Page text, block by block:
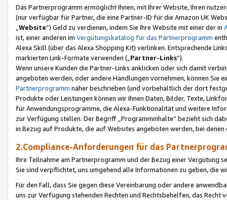
Das Partnerprogramm ermöglicht Ihnen, mit Ihrer Website, Ihren
(nur verfügbar für Partner, die eine Partner-ID für die Amazon UK
Website“) Geld zu verdienen, indem Sie Ihre Website mit einer der in
ist, einer anderen im Vergütungskatalog für das Partnerprogramm
Alexa Skill (über das Alexa Shopping Kit) verlinken. Entsprechende
markierten Link-Formate verwenden („ Partner-Links“).
Wenn unsere Kunden die Partner-Links anklicken oder sich damit
angeboten werden, oder andere Handlungen vornehmen, können Sie
Partnerprogramm näher beschrieben (und vorbehaltlich der dort
Produkte oder Leistungen können wir Ihnen Daten, Bilder, Texte,
für Anwendungsprogramme, die Alexa-Funktionalität und weitere
zur Verfügung stellen. Der Begriff „Programminhalte“ bezieht sich
in Bezug auf Produkte, die auf Websites angeboten werden, bei
2.Compliance-Anforderungen für das
Ihre Teilnahme am Partnerprogramm und der Bezug einer Vergütung
Sie sind verpflichtet, uns umgehend alle Informationen zu geben, die
Für den Fall, dass Sie gegen diese Vereinbarung oder andere
uns zur Verfügung stehenden Rechten und Rechtsbehelfen, das